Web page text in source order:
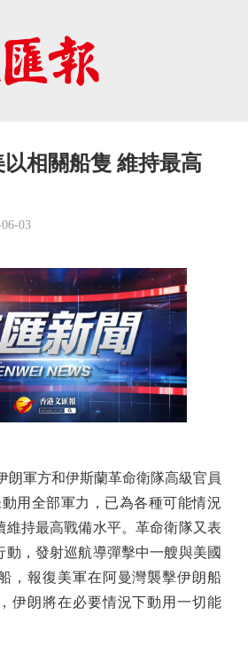
相關船隻 維持最高
03
軍方和伊斯蘭革命衛隊高級官員
用全部軍力，已為各種可能情況
維持最高戰備水平。革命衛隊又表
動，發射巡航導彈擊中一艘與美國
，報復美軍在阿曼灣襲擊伊朗船
伊朗將在必要情況下動用一切能